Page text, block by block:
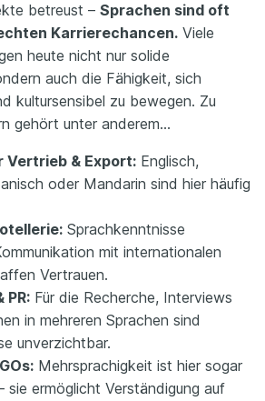
betreust – Sprachen sind oft
Karrierechancen. Viele
heute nicht nur solide
auch die Fähigkeit, sich
kultursensibel zu bewegen. Zu
gehört unter anderem…
Vertrieb & Export: Englisch,
oder Mandarin sind hier häufig
Sprachkenntnisse
mit internationalen
Vertrauen.
PR: Für die Recherche, Interviews
in mehreren Sprachen sind
unverzichtbar.
Mehrsprachigkeit ist hier sogar
sie ermöglicht Verständigung auf